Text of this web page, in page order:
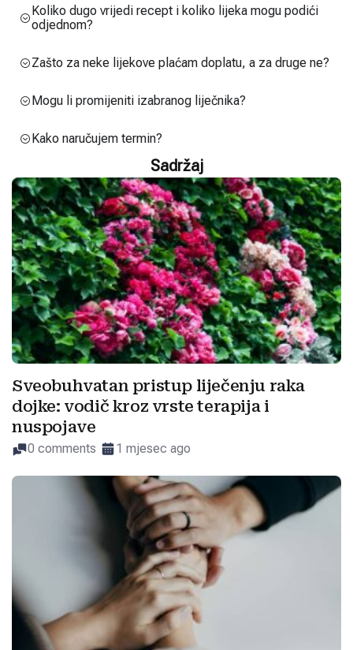
Koliko dugo vrijedi recept i koliko lijeka mogu podići
odjednom?
Zašto za neke lijekove plaćam doplatu, a za druge ne?
Mogu li promijeniti izabranog liječnika?
Kako naručujem termin?
Sadržaj
Sveobuhvatan pristup liječenju raka
dojke: vodič kroz vrste terapija i
nuspojave
0 comments 1 mjesec ago